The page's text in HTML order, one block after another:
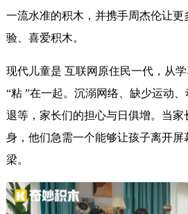
一流水准的积木，并携手周杰伦让更
验、喜爱积木。
现代儿童是 互联网原住民一代，从
“粘 ”在一起。沉溺网络、缺少运动
退等，家长们的担心与日俱增。当家
身，他们急需一个能够让孩子离开屏
梁。